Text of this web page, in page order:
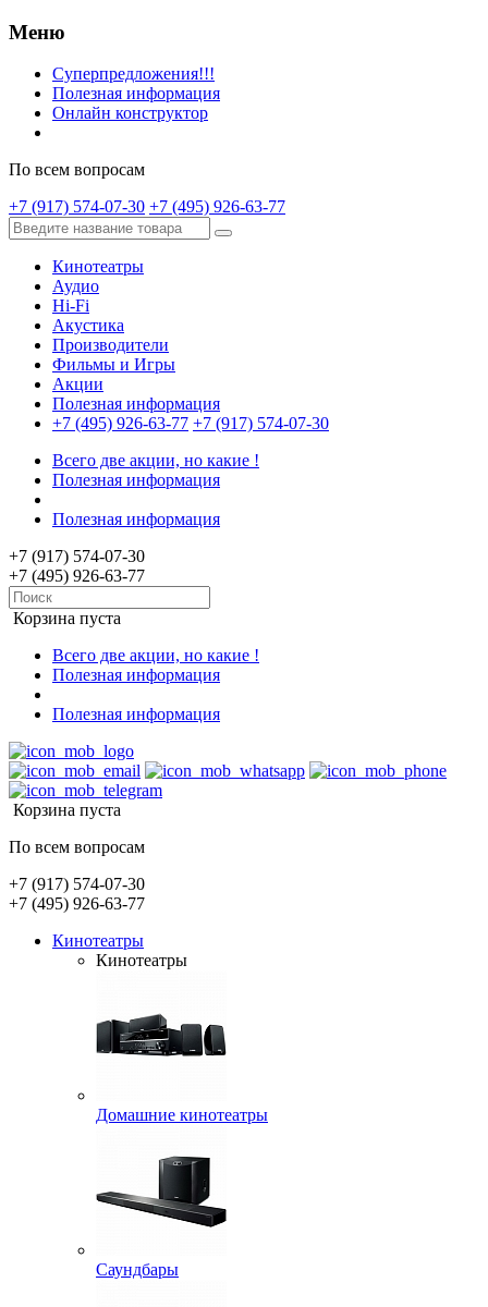
Меню
Суперпредложения!!!
Полезная информация
Онлайн конструктор
По всем вопросам
+7 (917) 574-07-30 +7 (495) 926-63-77
Кинотеатры
Аудио
Hi-Fi
Акустика
Производители
Фильмы и Игры
Акции
Полезная информация
+7 (495) 926-63-77 +7 (917) 574-07-30
Всего две акции, но какие !
Полезная информация
Полезная информация
+7 (917) 574-07-30
+7 (495) 926-63-77
Корзина пуста
Всего две акции, но какие !
Полезная информация
Полезная информация
Корзина пуста
По всем вопросам
+7 (917) 574-07-30
+7 (495) 926-63-77
Кинотеатры
Кинотеатры
Домашние кинотеатры
Саундбары